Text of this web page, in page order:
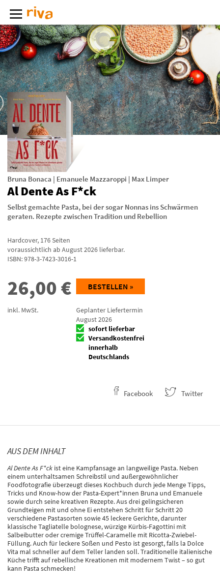
Bruna Bonaca | Emanuele Mazzaroppi | Max Limper
Al Dente As F*ck
Selbst gemachte Pasta, bei der sogar Nonnas ins Schwärmen
geraten. Rezepte zwischen Tradition und Rebellion
Hardcover, 176Seiten
voraussichtlich ab August 2026 lieferbar.
ISBN:978-3-7423-3016-1
26,00€
inkl. MwSt.
BESTELLEN »
Geplanter Liefertermin
August 2026
sofort lieferbar
Versandkostenfrei
innerhalb
Deutschlands
Facebook Twitter
AUS DEM INHALT
Al Dente As F*ck ist eine Kampfansage an langweilige Pasta. Neben
einem unterhaltsamen Schreibstil und außergewöhnlicher
Foodfotografie überzeugt dieses Kochbuch durch jede Menge Tipps,
Tricks und Know-how der Pasta-Expert*innen Bruna und Emanuele
sowie durch seine kreativen Rezepte. Aus drei gelingsicheren
Grundteigen mit und ohne Ei entstehen Schritt für Schritt 20
verschiedene Pastasorten sowie 45 leckere Gerichte, darunter
klassische Tagliatelle bolognese, würzige Kürbis-Fagottini mit
Salbeibutter oder cremige Trüffel-Caramelle mit Ricotta-Zwiebel-
Füllung. Auch für leckere Soßen und Pesto ist gesorgt, falls la Dolce
Vita mal schneller auf dem Teller landen soll. Traditionelle italienische
Küche trifft auf rebellische Kreationen mit modernem Twist – so gut
kann Pasta schmecken!